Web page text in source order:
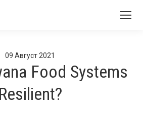
09 Август 2021
Food Systems
Resilient?